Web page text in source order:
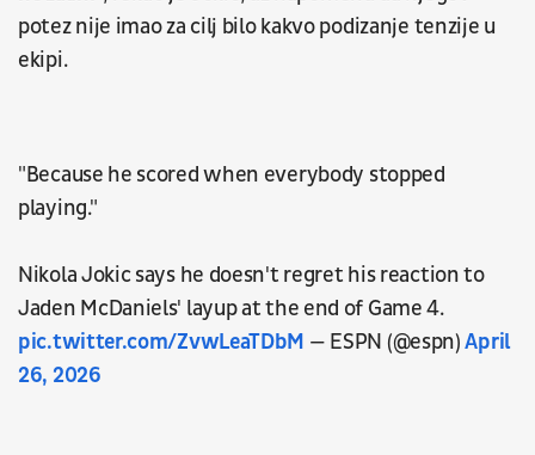
potez nije imao za cilj bilo kakvo podizanje tenzije u
ekipi.
"Because he scored when everybody stopped
playing."
Nikola Jokic says he doesn't regret his reaction to
Jaden McDaniels' layup at the end of Game 4.
pic.twitter.com/ZvwLeaTDbM — ESPN (@espn)April
26, 2026